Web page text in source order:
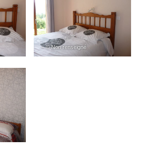
– © Non renseigné